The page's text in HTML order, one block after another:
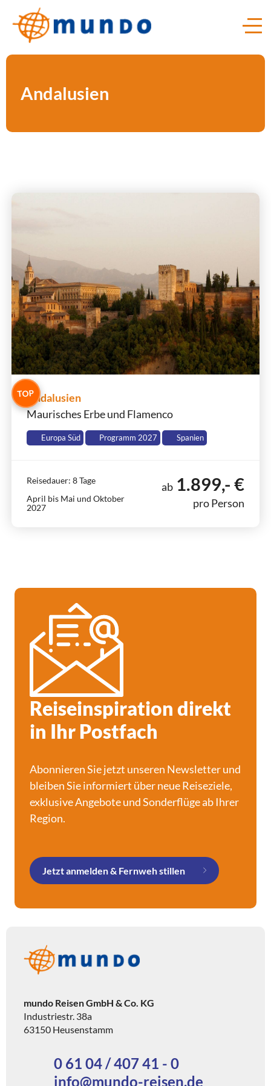
Andalusien
TOPAndalusien
Maurisches Erbe und Flamenco
Europa Süd Programm 2027 Spanien
Reisedauer: 8 Tage
April bis Mai und Oktober
2027
ab 1.899,- €
pro Person
Reiseinspiration direkt
in Ihr Postfach
Abonnieren Sie jetzt unseren Newsletter und
bleiben Sie informiert über neue Reiseziele,
exklusive Angebote und Sonderflüge ab Ihrer
Region.
Jetzt anmelden & Fernweh stillen
mundo Reisen GmbH & Co. KG
Industriestr. 38a
63150 Heusenstamm
0 61 04 / 407 41 - 0
info@mundo-reisen.de